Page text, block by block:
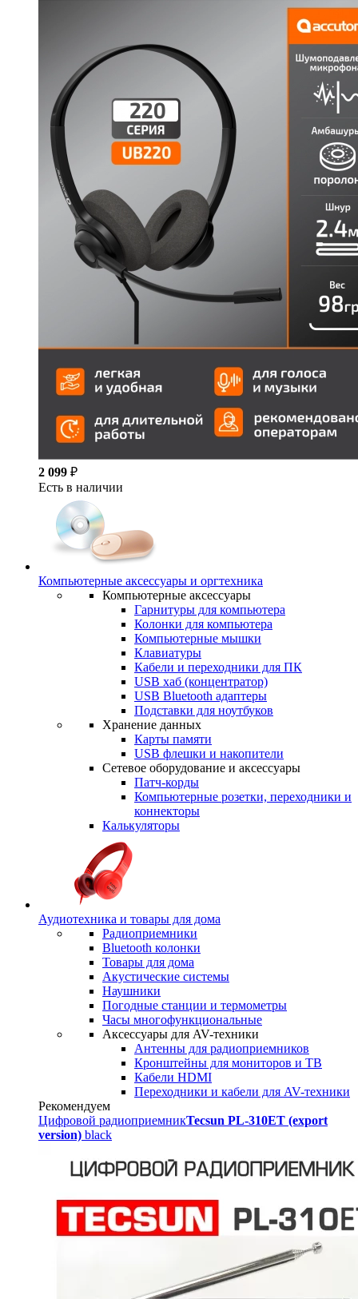
2 099 ₽
Есть в наличии
Компьютерные аксессуары и оргтехника
Компьютерные аксессуары
Гарнитуры для компьютера
Колонки для компьютера
Компьютерные мышки
Клавиатуры
Кабели и переходники для ПК
USB хаб (концентратор)
USB Bluetooth адаптеры
Подставки для ноутбуков
Хранение данных
Карты памяти
USB флешки и накопители
Сетевое оборудование и аксессуары
Патч-корды
Компьютерные розетки, переходники и
коннекторы
Калькуляторы
Аудиотехника и товары для дома
Радиоприемники
Bluetooth колонки
Товары для дома
Акустические системы
Наушники
Погодные станции и термометры
Часы многофункциональные
Аксессуары для AV-техники
Антенны для радиоприемников
Кронштейны для мониторов и ТВ
Кабели HDMI
Переходники и кабели для AV-техники
Рекомендуем
Цифровой радиоприемникTecsun PL-310ET (export
version) black